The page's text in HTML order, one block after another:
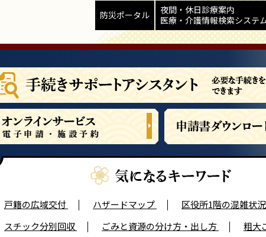
防災ポータル 夜間・休日診療案内
医療・介護情報検索システ
戸籍の広域交付 ハザードマップ 区役所1階の混雑状況
スチック分別回収
ごみと資源の分け方・出し方
粗大